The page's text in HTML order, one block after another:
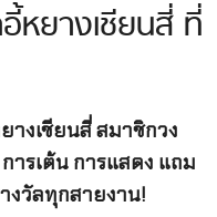
หยางเชียนสี่ ที่
างเชียนสี่ สมาชิกวง
การเต้น การแสดง แถม
งวัลทุกสายงาน!